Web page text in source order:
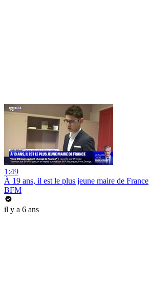
1:49
À 19 ans, il est le plus jeune maire de France
BFM
il y a 6 ans